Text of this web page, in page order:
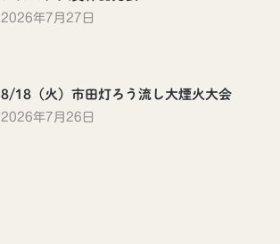
2026年7月27日
8/18（火）市田灯ろう流し大煙火大会
2026年7月26日